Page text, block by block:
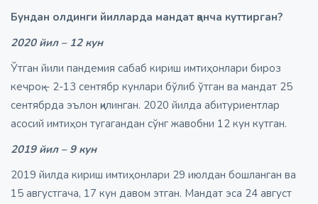
Бундан олдинги йилларда мандат қанча куттирган?
2020 йил – 12 кун
Ўтган йили пандемия сабаб кириш имтиҳонлари бироз
кечроқ – 2-13 сентябр кунлари бўлиб ўтган ва мандат 25
сентябрда эълон қилинган. 2020 йилда абитуриентлар
асосий имтиҳон тугагандан сўнг жавобни 12 кун кутган.
2019 йил – 9 кун
2019 йилда кириш имтиҳонлари 29 июлдан бошланган ва
15 августгача, 17 кун давом этган. Мандат эса 24 август